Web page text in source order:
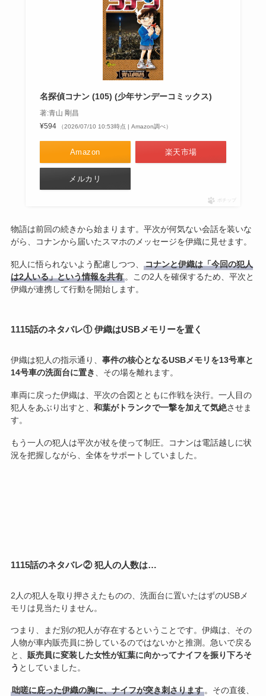
名探偵コナン (105) (少年サンデーコミックス)
著:青山 剛昌
¥594
（2026/07/10 10:53時点 | Amazon調べ）
Amazon 楽天市場
メルカリ
ポチップ
物語は前回の続きから始まります。平次が何気ない会話を装いな
がら、コナンから届いたスマホのメッセージを伊織に見せます。
犯人に悟られないよう配慮しつつ、
コナンと伊織は「今回の犯人
は2人いる」という情報を共有。この2人を確保するため、平次と
伊織が連携して行動を開始します。
1115話のネタバレ① 伊織はUSBメモリーを置く
伊織は犯人の指示通り、 事件の核心となるUSBメモリを13号車と
14号車の洗面台に置き、その場を離れます。
車両に戻った伊織は、平次の合図とともに作戦を決行。一人目の
犯人をあぶり出すと、 和葉がトランクで一撃を加えて気絶させま
す。
もう一人の犯人は平次が杖を使って制圧。コナンは電話越しに状
況を把握しながら、全体をサポートしていました。
1115話のネタバレ② 犯人の人数は…
2人の犯人を取り押さえたものの、洗面台に置いたはずのUSBメ
モリは見当たりません。
つまり、まだ別の犯人が存在するということです。伊織は、その
人物が車内販売員に扮しているのではないかと推測。急いで戻る
と、 販売員に変装した女性が紅葉に向かってナイフを振り下ろそ
う としていました。
咄嗟に庇った伊織の胸に、ナイフが突き刺さります。その直後、